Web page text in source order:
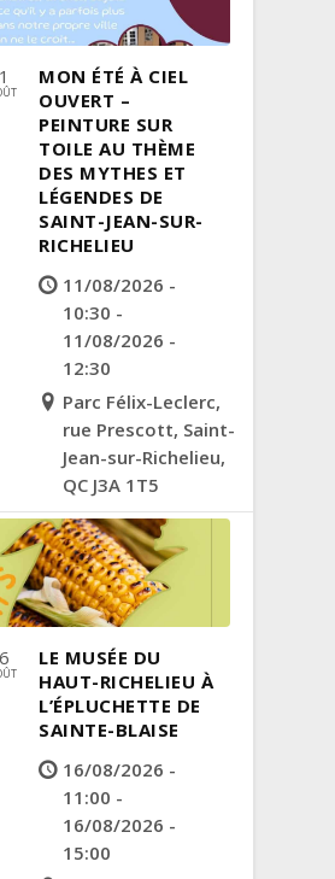
MON ÉTÉ À CIEL
OUVERT –
PEINTURE SUR
TOILE AU THÈME
DES MYTHES ET
LÉGENDES DE
SAINT-JEAN-SUR-
RICHELIEU
11/08/2026 -
10:30 -
11/08/2026 -
12:30
Parc Félix-Leclerc,
rue Prescott, Saint-
Jean-sur-Richelieu,
QC J3A 1T5
LE MUSÉE DU
HAUT-RICHELIEU À
L’ÉPLUCHETTE DE
SAINTE-BLAISE
16/08/2026 -
11:00 -
16/08/2026 -
15:00